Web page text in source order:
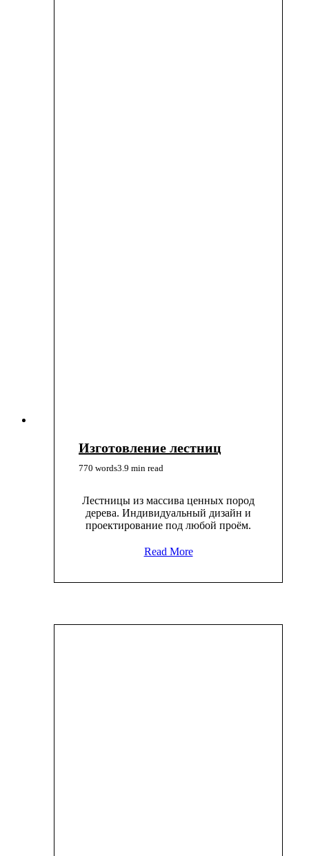
Изготовление лестниц
770 words3.9 min read
Лестницы из массива ценных пород
дерева. Индивидуальный дизайн и
проектирование под любой проём.
Read More